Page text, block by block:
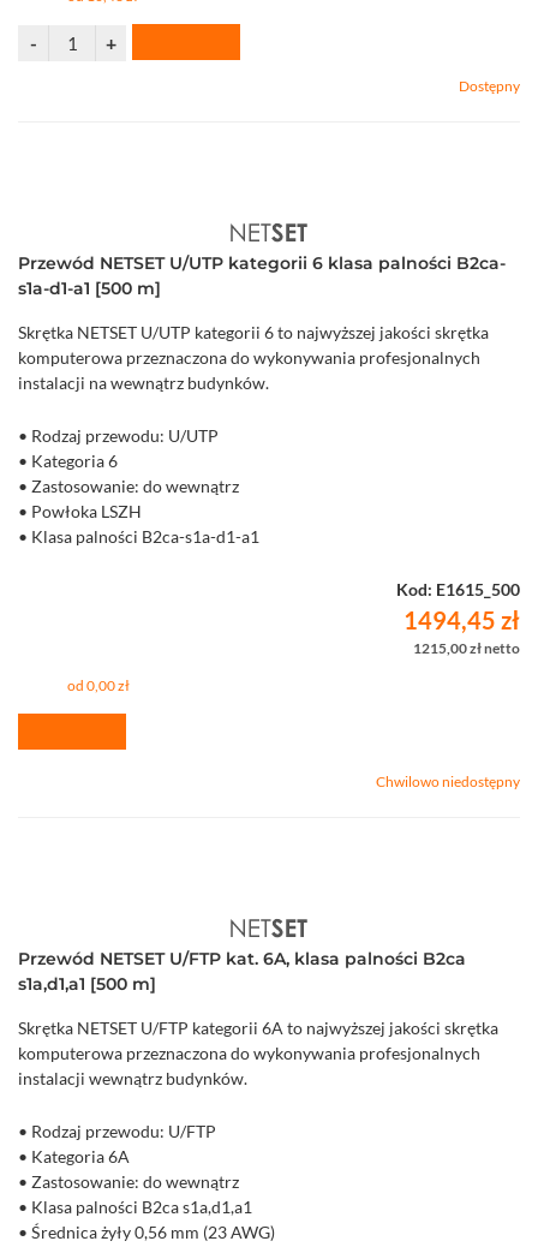
Dostępny
Przewód NETSET U/UTP kategorii 6 klasa palności B2ca-
s1a-d1-a1 [500 m]
Skrętka NETSET U/UTP kategorii 6 to najwyższej jakości skrętka
komputerowa przeznaczona do wykonywania profesjonalnych
instalacji na wewnątrz budynków.
• Rodzaj przewodu: U/UTP
• Kategoria 6
• Zastosowanie: do wewnątrz
• Powłoka LSZH
• Klasa palności B2ca-s1a-d1-a1
Kod: E1615_500
1494,45 zł
1215,00 zł netto
od 0,00 zł
Chwilowo niedostępny
Przewód NETSET U/FTP kat. 6A, klasa palności B2ca
s1a,d1,a1 [500 m]
Skrętka NETSET U/FTP kategorii 6A to najwyższej jakości skrętka
komputerowa przeznaczona do wykonywania profesjonalnych
instalacji wewnątrz budynków.
• Rodzaj przewodu: U/FTP
• Kategoria 6A
• Zastosowanie: do wewnątrz
• Klasa palności B2ca s1a,d1,a1
• Średnica żyły 0,56 mm (23 AWG)